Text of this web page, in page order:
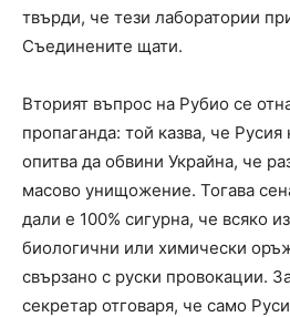
твърди, че тези лаборатории
Съединените щати.
Вторият въпрос на Рубио се
пропаганда: той казва, че
опитва да обвини Украйна, че
масово унищожение. Тогава
дали е 100% сигурна, че всяко
биологични или химически
свързано с руски провокации.
секретар отговаря, че само